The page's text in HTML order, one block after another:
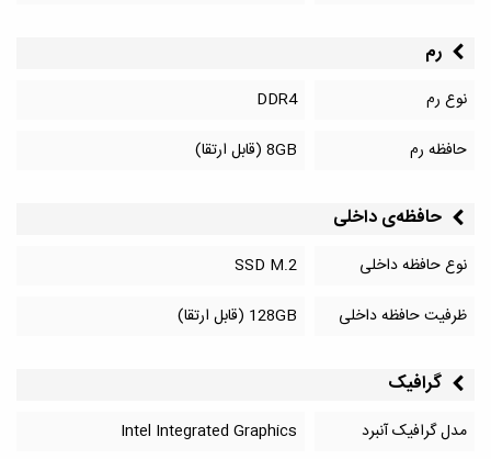
رم
نوع رم
DDR4
حافظه رم
8GB (قابل ارتقا)
حافظه‌‌ی داخلی
نوع حافظه داخلی
SSD M.2
ظرفیت حافظه داخلی
128GB (قابل ارتقا)
گرافیک
مدل گرافیک آنبرد Intel Integrated Graphics